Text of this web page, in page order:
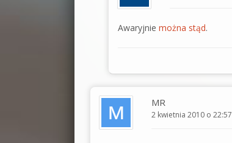
Awaryjnie można stąd.
MR
2 kwietnia 2010 o 22:57